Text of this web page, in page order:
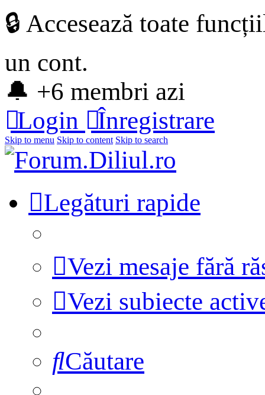
🔒 Accesează toate
un cont.
🔔 +6 membri azi
Login Înregistrare
Skip to menu Skip to content Skip to search
Legături rapide
Vezi mesaje fără
Vezi subiecte
Căutare